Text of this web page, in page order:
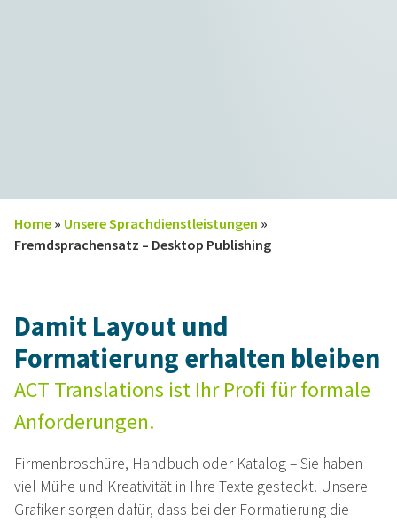
Home » Unsere Sprachdienstleistungen »
Fremdsprachensatz – Desktop Publishing
Damit Layout und
Formatierung erhalten bleiben
ACT Translations ist Ihr Profi für formale
Anforderungen.
Firmenbroschüre, Handbuch oder Katalog – Sie haben
viel Mühe und Kreativität in Ihre Texte gesteckt. Unsere
Grafiker sorgen dafür, dass bei der Formatierung die